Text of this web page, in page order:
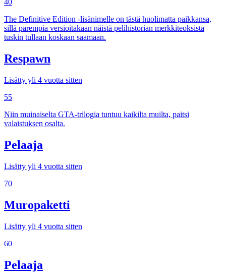
40
The Definitive Edition -lisänimelle on tästä huolimatta paikkansa,
sillä parempia versioitakaan näistä pelihistorian merkkiteoksista
tuskin tullaan koskaan saamaan.
Respawn
Lisätty yli 4 vuotta sitten
55
Niin muinaiselta GTA-trilogia tuntuu kaikilta muilta, paitsi
valaistuksen osalta.
Pelaaja
Lisätty yli 4 vuotta sitten
70
Muropaketti
Lisätty yli 4 vuotta sitten
60
Pelaaja